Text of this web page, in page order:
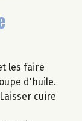
les faire
d'huile.
cuire